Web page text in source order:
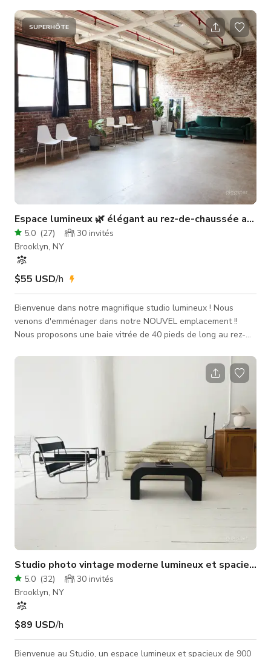
Brooklyn et Manhattan, et possède un caractère lumineux et
chaleureux avec des finitions de haute qualité qui dégagent
une élégance raffinée. La cuisine ouverte, la terrasse sur le
toit, les 2 salles de bains et un salon qui s'ouvre directement
sur un second loun
SUPERHÔTE
Espace lumineux 🌿 élégant au rez-de-chaussée avec
5.0 (27) 30 invités
Brooklyn, NY
$55 USD/h
Bienvenue dans notre magnifique studio lumineux ! Nous
venons d'emménager dans notre NOUVEL emplacement !!
Nous proposons une baie vitrée de 40 pieds de long au rez-
béton Une belle lumière naturelle baigne l'espace qu'il fasse
Studio photo vintage moderne lumineux et spacieux
5.0 (32) 30 invités
Brooklyn, NY
$89 USD/h
Bienvenue au Studio, un espace lumineux et spacieux de 900